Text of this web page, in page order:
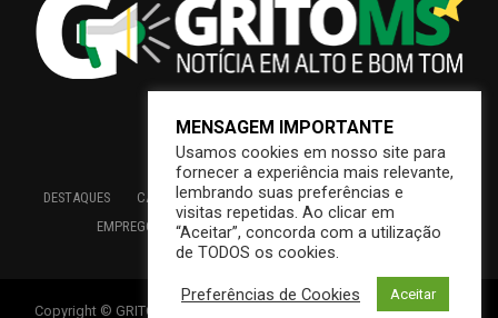
DESTAQUES CAMPO GRANDE BRASIL SAÚDE
ECONOMIA
EMPREGO
EDUCAÇÃO INTERIOR PREFEITURA
Copyright © GRITOMS | Mantido por INDIOWEB – Soluções Online –
MENSAGEM IMPORTANTE
Usamos cookies em nosso site para
fornecer a experiência mais relevante,
lembrando suas preferências e
visitas repetidas. Ao clicar em
“Aceitar”, concorda com a utilização
de TODOS os cookies.
Preferências de Cookies Aceitar